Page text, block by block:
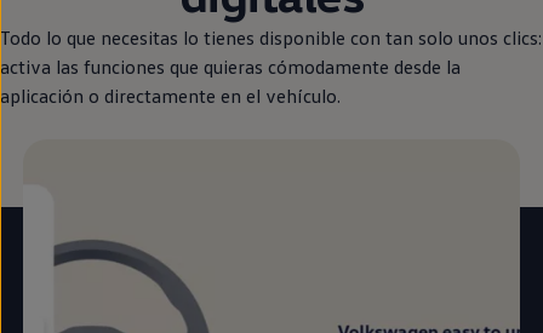
Todo lo que necesitas lo tienes disponible con tan solo unos clics:
activa las funciones que quieras cómodamente desde la
aplicación o directamente en el vehículo.